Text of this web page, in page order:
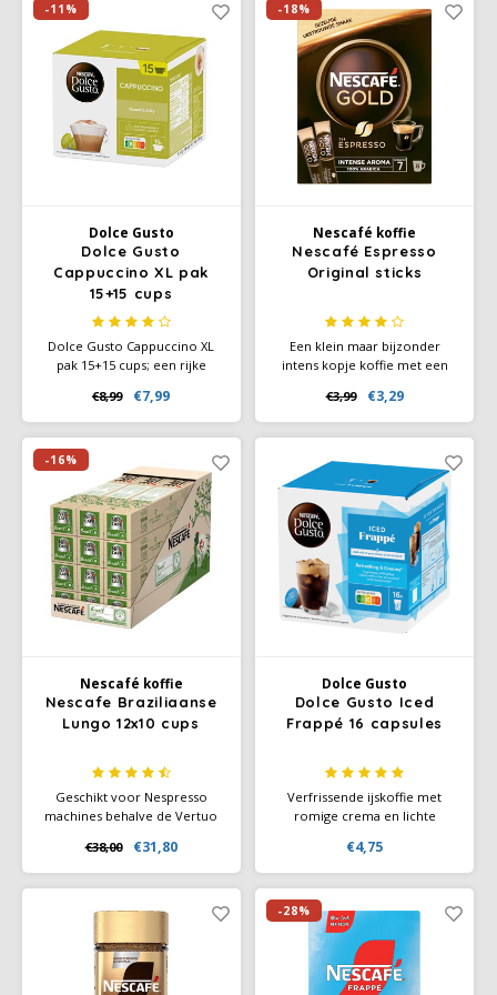
favoriete recepten.
professionals, een ware
traktatie voor elke
koffiekenner.
-11%
Dolce Gusto
Dolce Gusto
Cappuccino XL pak
15+15 cups
Dolce Gusto Cappuccino XL
pak 15+15 cups; een rijke
lichtzoete melkschuim.
Cappuccino is Italiaans voor
'kap' wat een verklaring kan
zijn voor het feit dat de koffie
vernoemd is naar een groep
monniken, 'cappuccini'
genaamd.
€8,99 €7,99
-18%
Nescafé koffie
Nescafé Espresso
Original sticks
Een klein maar bijzonder
intens kopje koffie met een
een intense espresso, zonder
machine.
€3,99 €3,29
-16%
Nescafé koffie
Nescafe Braziliaanse
Lungo 12x10 cups
Geschikt voor Nespresso
machines behalve de Vertuo
zonlicht en de passie van de
boeren direct in je NESCAFÉ
Farmers Origins Lungo Brazil.
Deze onovertroffen, soepele
en gebalanceerde lungo gloeit
met de geroosterde tonen
van graan.
€38,00 €31,80
Dolce Gusto
Dolce Gusto Iced
Frappé 16 capsules
Verfrissende ijskoffie met
romige crema en lichte
Dolce Gusto Iced Frappé
capsules zorgen voor een
koude koffiesensatie, perfect
voor warme dagen.
€4,75
-28%